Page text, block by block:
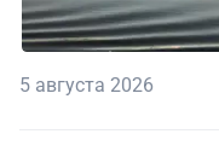
5 августа 2026